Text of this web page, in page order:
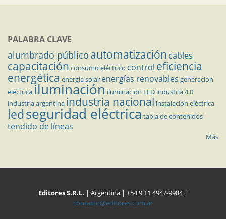
PALABRA CLAVE
alumbrado público automatización cables
capacitación consumo eléctrico control eficiencia
energética energía solar energías renovables generación
eléctricailuminación iluminación LED industria 4.0
industria argentina industria nacional instalación eléctrica
ledseguridad eléctrica tabla de contenidos
tendido de líneas
Más
Editores S.R.L. | Argentina | +54 9 11 4947-9984 |
contacto@editores.com.ar